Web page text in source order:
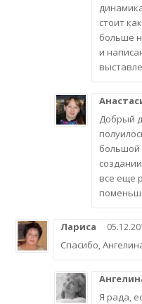
стоит
больше
и
Добрый
большой
все еще
Лариса
Спасибо,
Я рада,